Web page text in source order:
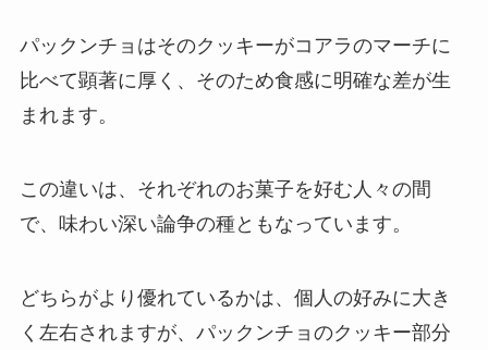
黒はんぺん 売ってる場所は？東京
ではどこで売ってる？
売終了は本当？購入可能なお店
は？
ブンモジャは業務スーパーで買え
る？販売店はどこ？通販での取扱
パックンチョはそのクッキーがコアラのマーチに
比べて顕著に厚く、そのため食感に明確な差が生
まれます。
この違いは、それぞれのお菓子を好む人々の間
で、味わい深い論争の種ともなっています。
どちらがより優れているかは、個人の好みに大き
く左右されますが、パックンチョのクッキー部分